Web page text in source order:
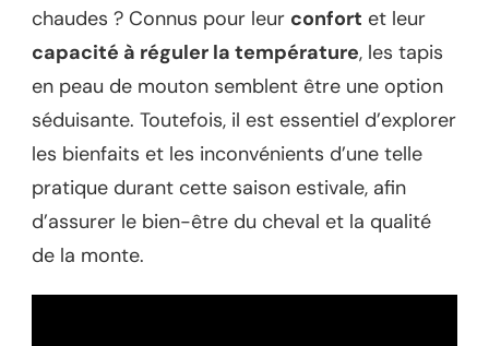
chaudes ? Connus pour leur confort et leur
capacité à réguler la température, les tapis
en peau de mouton semblent être une option
séduisante. Toutefois, il est essentiel d’explorer
les bienfaits et les inconvénients d’une telle
pratique durant cette saison estivale, afin
d’assurer le bien-être du cheval et la qualité
de la monte.